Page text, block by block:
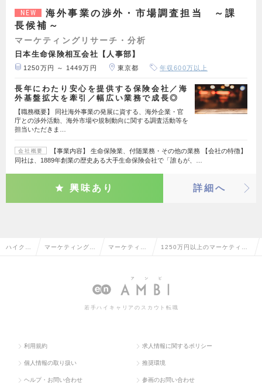
NEW
海外事業の渉外・市場調査担当 ～課
長候補～
マーケティングリサーチ・分析
日本生命保険相互会社【人事部】
1250万円 ～ 1449万円 東京都 年収600万以上
長年にわたり安心を提供する保険会社／海
外基盤拡大を牽引／幅広い業務で成長◎
【職務概要】 同社海外事業の発展に資する、海外企業・官
庁との渉外活動、海外市場や規制動向に関する調査活動等を
担当いただきま…
会社概要
【事業内容】 生命保険業、付随業務・その他の業務 【会社の特徴】
同社は、1889年創業の歴史ある大手生命保険会社で「誰もが、…
興味あり 詳細へ
ハイクラ マーケティング・ マーケティン
分析
1250万円以上のマーケティン
情報一覧
若手ハイキャリアのスカウト転職
利用規約 求人情報に関するポリシー
個人情報の取り扱い 推奨環境
ヘルプ・お問い合わせ 参画のお問い合わせ